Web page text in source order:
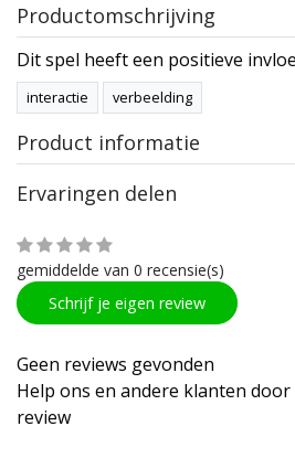
Productomschrijving
Dit spel heeft een positieve
interactie verbeelding
Product informatie
Ervaringen delen
gemiddelde van 0 recensie(s)
Schrijf je eigen review
Geen reviews gevonden
Help ons en andere klanten
review